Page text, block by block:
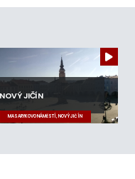
NOVÝ JIČÍN
MASARYKOVO NÁMĚSTÍ, NOVÝ JIČÍN